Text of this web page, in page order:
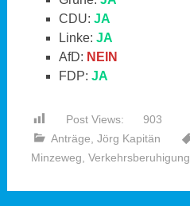
CDU: JA
Linke: JA
AfD: NEIN
FDP: JA
Post Views:
903
Anträge Jörg Kapitän
Minzeweg Verkehrsberuhigung